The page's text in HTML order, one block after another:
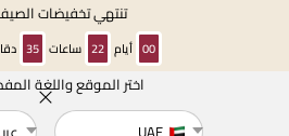
تنتهي تخفيضات
00 أيام 22 ساعات 35
اختر الموقع واللغة